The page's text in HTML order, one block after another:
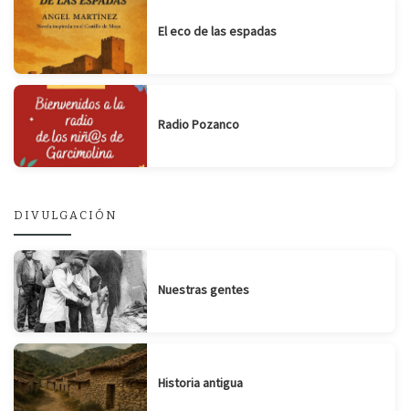
El eco de las espadas
Radio Pozanco
DIVULGACIÓN
Nuestras gentes
Historia antigua